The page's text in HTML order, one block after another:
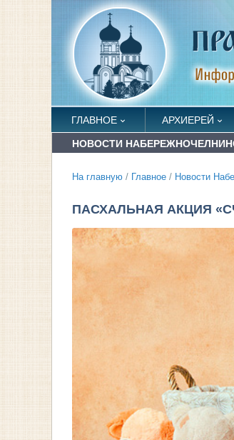
ГЛАВНОЕ АРХИЕРЕЙ
НОВОСТИ
На главную / Главное / Новости
ПАСХАЛЬНАЯ АКЦИЯ